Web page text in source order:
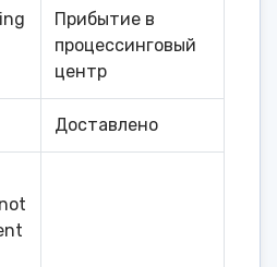
Прибытие в
процессинговый
центр
Доставлено